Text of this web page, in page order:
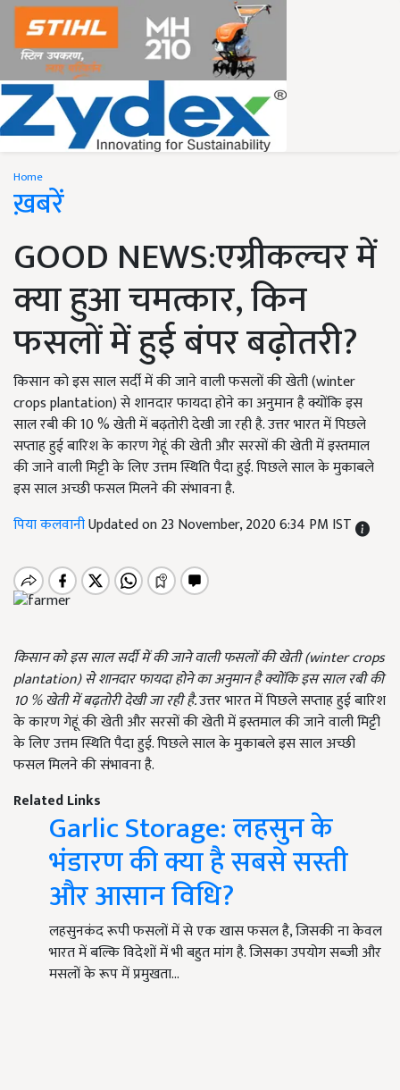
Home
ख़बरें
GOOD NEWS:एग्रीकल्चर में
क्या हुआ चमत्कार, किन
फसलों में हुई बंपर बढ़ोतरी?
किसान को इस साल सर्दी में की जाने वाली फसलों की खेती (winter
crops plantation) से शानदार फायदा होने का अनुमान है क्योंकि इस
साल रबी की 10 % खेती में बढ़तोरी देखी जा रही है. उत्तर भारत में पिछले
सप्ताह हुई बारिश के कारण गेहूं की खेती और सरसों की खेती में इस्तमाल
की जाने वाली मिट्टी के लिए उत्तम स्थिति पैदा हुई. पिछले साल के मुकाबले
इस साल अच्छी फसल मिलने की संभावना है.
पिया कलवानीUpdated on 23 November, 2020 6:34 PM IST
किसान को इस साल सर्दी में की जाने वाली फसलों की खेती (winter crops
plantation)से शानदार फायदा होने का अनुमान है क्योंकि इस साल रबी की
10%खेती में बढ़तोरी देखी जा रही है.उत्तर भारत में पिछले सप्ताह हुई बारिश
के कारण गेहूं की खेती और सरसों की खेती में इस्तमाल की जाने वाली मिट्टी
के लिए उत्तम स्थिति पैदा हुई. पिछले साल के मुकाबले इस साल अच्छी
फसल मिलने की संभावना है.
Related Links
Garlic Storage: लहसुन के
भंडारण की क्या है सबसे सस्ती
और आसान विधि?
लहसुनकंद रूपी फसलों में से एक खास फसल है, जिसकी ना केवल
भारत में बल्कि विदेशों में भी बहुत मांग है. जिसका उपयोग सब्जी और
मसलों के रूप में प्रमुखता…